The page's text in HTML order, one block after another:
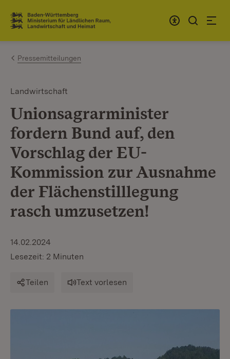
Zum Inhalt springen
Link zur Startseite
Pressemitteilungen
Landwirtschaft
Unionsagrarminister
fordern Bund auf, den
Vorschlag der EU-
Kommission zur Ausnahme
der Flächenstilllegung
rasch umzusetzen!
14.02.2024
Lesezeit: 2 Minuten
Teilen Text vorlesen